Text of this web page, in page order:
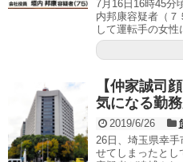
7月16日16時45分
内邦康容疑者（
して運転手の女
【仲家誠司
気になる勤
2019/6/26
26日、埼玉県幸手
せてしまったとし